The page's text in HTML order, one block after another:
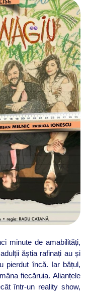
minute de amabilități,
ăștia rafinați au și
pierdut încă. Iar bățul,
fiecăruia. Alianțele
într-un reality show,